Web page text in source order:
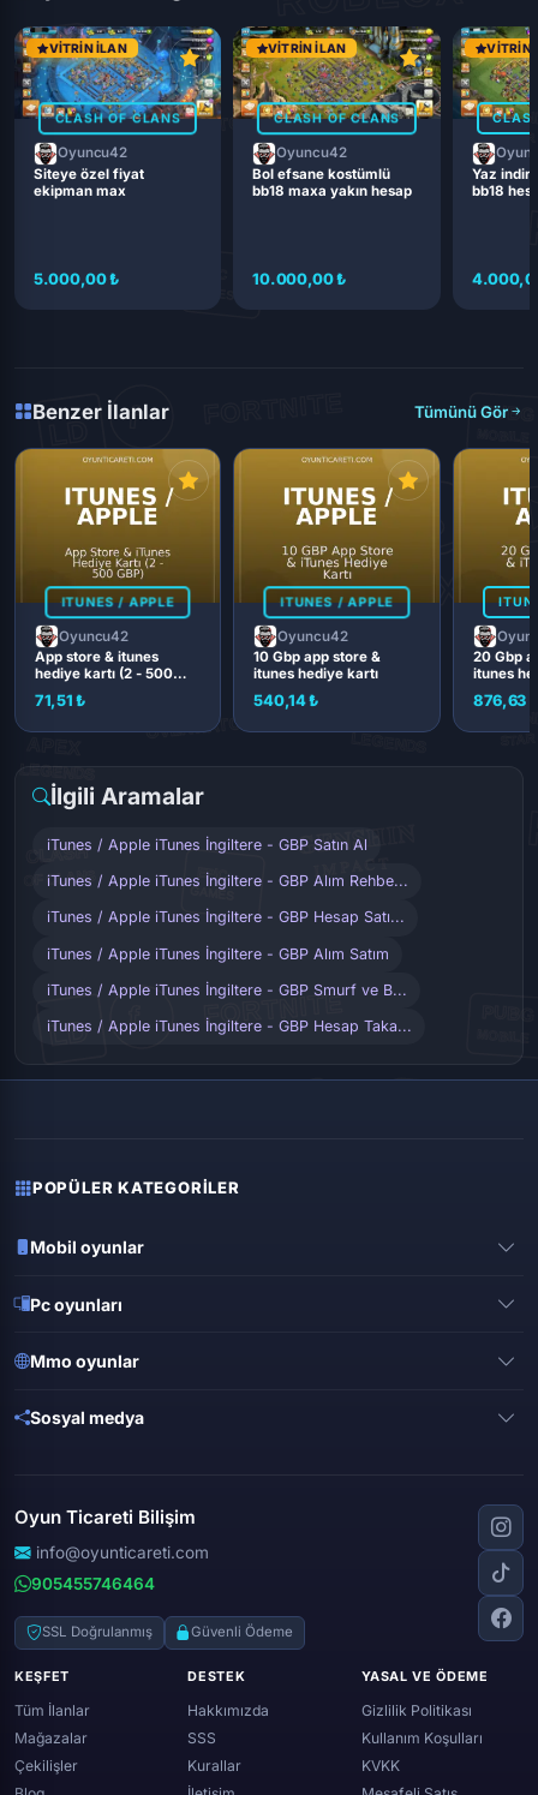
VITRIN İLAN
CLASH OF CLANS
Oyuncu42
Siteye özel fiyat
ekipman max
5.000,00 ₺
VITRIN İLAN
CLASH OF CLANS
Oyuncu42
Bol efsane kostümlü
bb18 maxa yakın hesap
10.000,00 ₺
VITRIN
Yaz
bb18
Benzer İlanlar Tümünü Gör
ITUNES / APPLE
Oyuncu42
App store & itunes
hediye kartı (2 - 500
gbp)
71,51 ₺
ITUNES / APPLE
Oyuncu42
10 Gbp app store &
itunes hediye kartı
540,14 ₺
20 Gbp
itunes
876,63
İlgili Aramalar
iTunes / Apple iTunes İngiltere - GBP Satın Al
iTunes / Apple iTunes İngiltere - GBP Alım Rehbe...
iTunes / Apple iTunes İngiltere - GBP Hesap Satı...
iTunes / Apple iTunes İngiltere - GBP Alım Satım
iTunes / Apple iTunes İngiltere - GBP Smurf ve B...
iTunes / Apple iTunes İngiltere - GBP Hesap Taka...
POPÜLER KATEGORILER
Mobil oyunlar
Mobile legends
Free fire
Minecraft
Pc oyunları
Gta online
Lost ark
World of warcraft
Zula
Mmo oyunlar
Wolfteam
Black desert online
Genshin ımpact
Sosyal medya
Discord
Youtube
Twitter (x)
Spotify
Oyun Ticareti Bilişim
info@oyunticareti.com
905455746464
SSL Doğrulanmış Güvenli Ödeme
KEŞFET
Tüm İlanlar
Mağazalar
Çekilişler
DESTEK
Hakkımızda
SSS
Kurallar
YASAL VE ÖDEME
Gizlilik Politikası
Kullanım Koşulları
KVKK